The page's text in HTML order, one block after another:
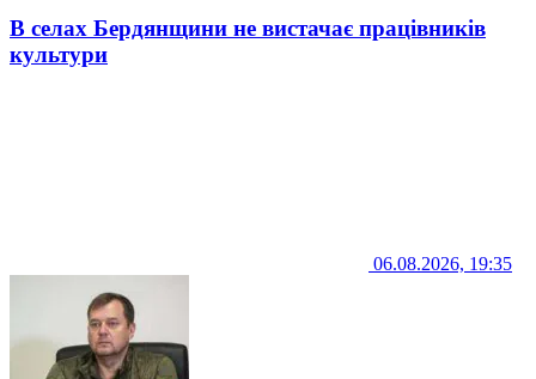
В селах Бердянщини не вистачає працівників
культури
06.08.2026, 19:35